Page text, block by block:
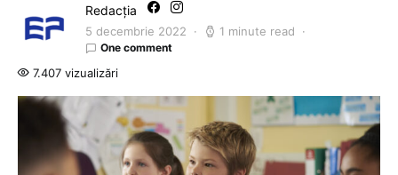
Redacția
5 decembrie 2022 1 minute read
One comment
7.407 vizualizări